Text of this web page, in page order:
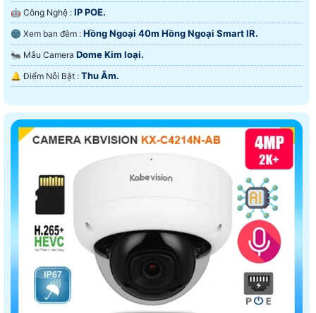
🤖️ Công Nghệ : IP POE.
🌚 Xem ban đêm : Hồng Ngoại 40m Hồng Ngoại Smart IR.
🐜 Mẫu Camera Dome Kim loại.
️🔔 Điểm Nỗi Bật : Thu Âm.